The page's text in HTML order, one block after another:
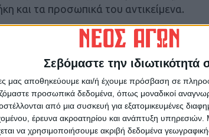
Σεβόμαστε την ιδιωτικότητά
μας αποθηκεύουμε και/ή έχουμε πρόσβαση σε
προσωπικά δεδομένα, όπως μοναδικοί
από μια συσκευή για εξατομικευμένες
έρευνα ακροατηρίου και ανάπτυξη υπηρεσιών.
να χρησιμοποιήσουμε ακριβή δεδομένα
και τα προσωπικά του αντικείμενα.
επέλεξε συνειδητά να πορεύεται μαζί
της ζωής του. Τους μαθητές συνόδευσαν
Ευριδίκη, Ειρήνη Μακρή και Βάνα Γώτα.